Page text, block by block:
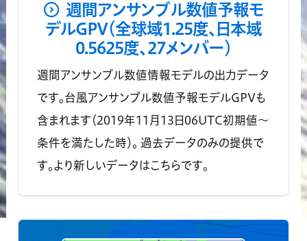
週間アンサンブル数値予報モ
デルGPV（全球域1.25度、日本域
0.5625度、27メンバー）
週間アンサンブル数値情報モデルの出力データ
です。台風アンサンブル数値予報モデルGPVも
含まれます（2019年11月13日06UTC初期値～
条件を満たした時）。 過去データのみの提供で
す。より新しいデータはこちらです。